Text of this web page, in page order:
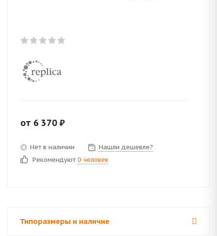
от 6 370 ₽
Нет в наличии
Нашли дешевле?
Рекомендуют 0 человек
Типоразмеры и наличие